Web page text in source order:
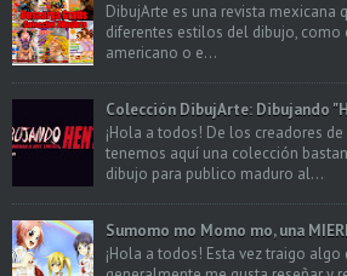
DibujArte es una revista mexicana
diferentes estilos del dibujo,
americano o e...
Colección DibujArte: Dibujando
¡Hola a todos! De los creadores
tenemos aquí una colección
dibujo para publico maduro al...
Sumomo mo Momo mo, una
¡Hola a todos! Esta vez traigo